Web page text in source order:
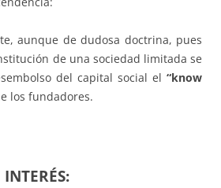
aunque de dudosa doctrina, pues
de una sociedad limitada se
del capital social el “know
los fundadores.
INTERÉS: